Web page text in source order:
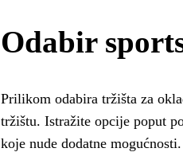
Odabir
Prilikom odabira tržišta za
tržištu. Istražite opcije poput
koje nude dodatne